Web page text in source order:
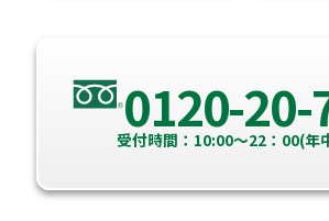
0120-20-
受付時間：10:00～22：00(年